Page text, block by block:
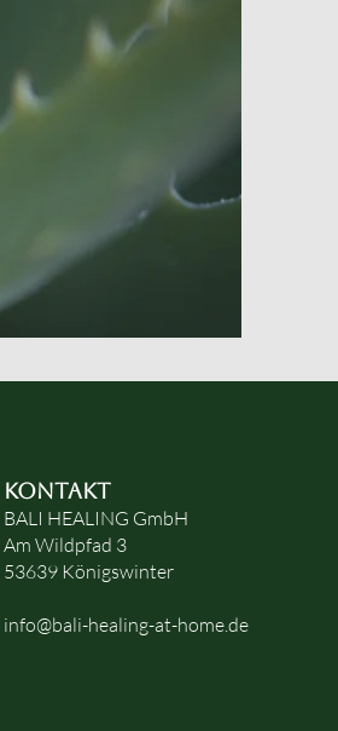
KONTAKT
BALI HEALING GmbH
Am Wildpfad 3
53639 Königswinter
info@bali-healing-at-home.de